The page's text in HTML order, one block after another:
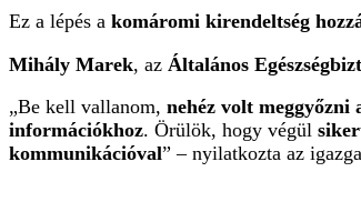
Ez a lépés a komáromi kirendeltség
Mihály Marek, az Általános
„Be kell vallanom, nehéz volt meggyőzni
információkhoz. Örülök, hogy végül
kommunikációval” – nyilatkozta az